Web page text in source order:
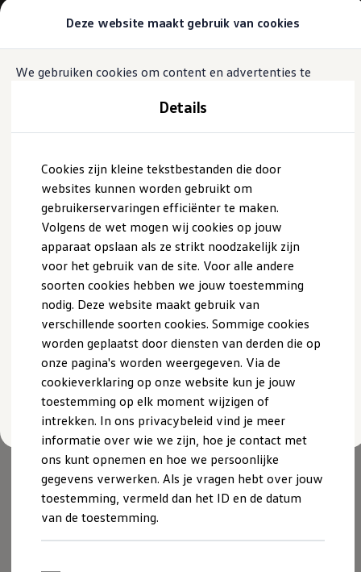
Deze website maakt gebruik van cookies
We gebruiken cookies om content en advertenties te
om ons websiteverkeer te analyseren. Ook delen we
informatie over jouw gebruik van onze site met onze
partners kunnen deze gegevens combineren met andere
informatie die je aan ze hebt verstrekt of die ze hebben
verzameld op basis van jouw gebruik van hun services.
Meer informatie over de cookies die we gebruiken vind je in
Cookiebeleiden onsPrivacybeleid.
Alles toestaan
Weigeren
Aanpassen
Details
Cookies zijn kleine tekstbestanden die door
websites kunnen worden gebruikt om
gebruikerservaringen efficiënter te maken.
Volgens de wet mogen wij cookies op jouw
apparaat opslaan als ze strikt noodzakelijk zijn
voor het gebruik van de site. Voor alle andere
soorten cookies hebben we jouw toestemming
nodig. Deze website maakt gebruik van
verschillende soorten cookies. Sommige cookies
worden geplaatst door diensten van derden die op
onze pagina's worden weergegeven. Via de
cookieverklaring op onze website kun je jouw
toestemming op elk moment wijzigen of
intrekken. In ons privacybeleid vind je meer
informatie over wie we zijn, hoe je contact met
ons kunt opnemen en hoe we persoonlijke
gegevens verwerken. Als je vragen hebt over jouw
toestemming, vermeld dan het ID en de datum
van de toestemming.
Ga naar
Ga
Modellen & Samenstellen
Stel jouw Volkswagen samen
Onze voorraad
Onze occasions
Bekijk onze acties
Full Operational Lease
Bijtelling
Eigen bijdrage
Help mij kiezen
Privé
Private Lease
Financieren
Help mij kiezen
Help mij kiezen
Full Operational Lease
Private Lease
Verzekering
Elektrisch & Hybride
Hybride rijden
Hybride modellen
Plug-in hybride
Mild hybride
Full hybride
Elektrisch rijden
Elektrische modellen
Actieradius
Opladen
Kosten
EV-routeplanner
Meer over opladen
Bereken het elektrische rijbereik
Meer over plug-in hybride
Meer over bidirectioneel laden